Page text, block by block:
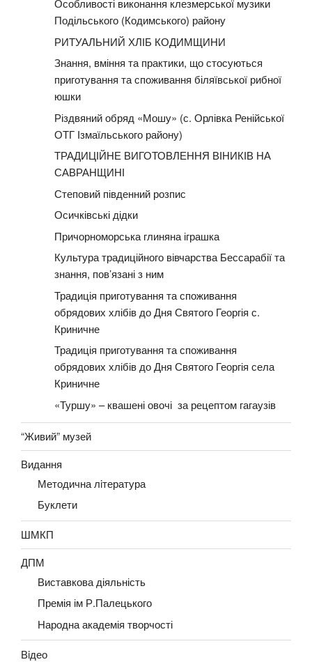
Особливості виконання клезмерської музики
Подільського (Кодимського) району
РИТУАЛЬНИЙ ХЛІБ КОДИМЩИНИ
Знання, вміння та практики, що стосуються
приготування та споживання біляївської рибної
юшки
Різдвяний обряд «Мошу» (с. Орлівка Ренійської
ОТГ Ізмаїльського району)
ТРАДИЦІЙНЕ ВИГОТОВЛЕННЯ ВІНИКІВ НА
САВРАНЩИНІ
Степовий південний розпис
Осичківські дідки
Причорноморська глиняна іграшка
Культура традиційного вівчарства Бессарабії та
знання, пов’язані з ним
Традиція приготування та споживання
обрядових хлібів до Дня Святого Георгія с.
Криничне
Традиція приготування та споживання
обрядових хлібів до Дня Святого Георгія села
Криничне
«Туршу» – квашені овочі за рецептом гагаузів
“Живий” музей
Видання
Методична лiтература
Буклети
ШМКП
ДПМ
Виставкова діяльність
Премія ім Р.Палецького
Народна академія творчості
Вiдео